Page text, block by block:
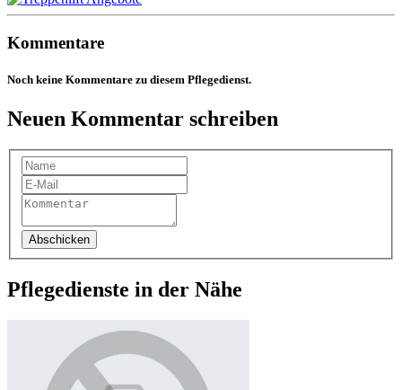
Kommentare
Noch keine Kommentare zu diesem Pflegedienst.
Neuen Kommentar schreiben
Abschicken
Pflegedienste in der Nähe